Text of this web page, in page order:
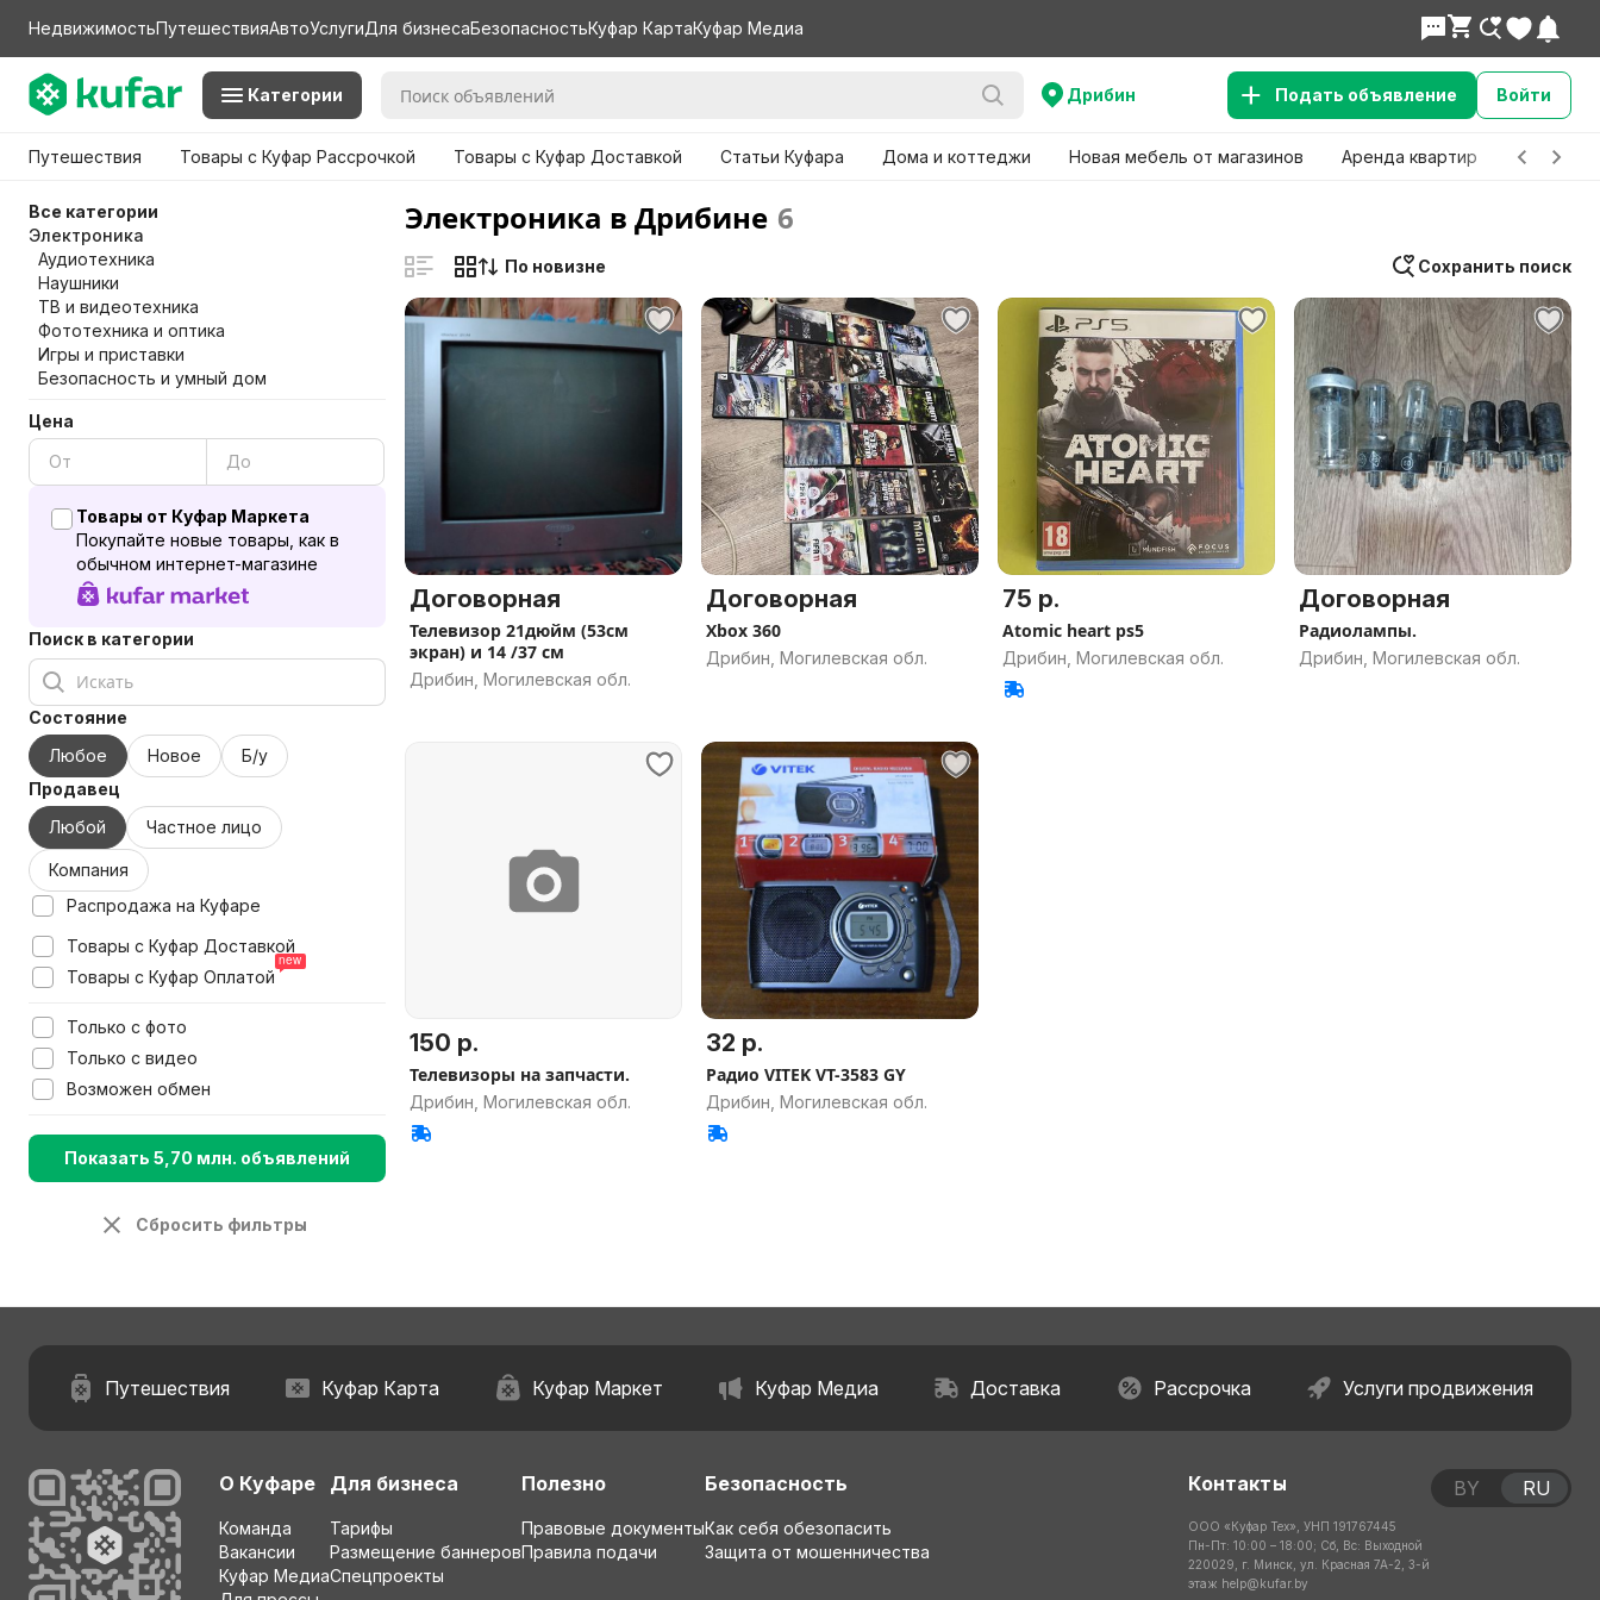
НедвижимостьПутешествияАвтоУслугиДля бизнесаБезопасностьКуфар КартаКуфар Медиа
Категории Дрибин Подать объявление Войти
Путешествия Товары с Куфар Рассрочкой Товары с Куфар Доставкой Статьи Куфара Дома и коттеджи Новая мебель от магазинов Аренда квартир Детские
Все категории
Электроника
Аудиотехника
Наушники
ТВ и видеотехника
Фототехника и оптика
Игры и приставки
Безопасность и умный дом
Цена
Товары от Куфар Маркета
Покупайте новые товары, как в
обычном интернет-магазине
Поиск в категории
Состояние
Любое
Новое
Б/у
Продавец
Любой
Частное лицо
Компания
Распродажа на Куфаре
Товары с Куфар Доставкой
Товары с Куфар Оплатой
Только с фото
Только с видео
Возможен обмен
Показать 5,70 млн. объявлений
Сбросить фильтры
Электроника в Дрибине 6
Сохранить поиск
По новизне
Договорная
Телевизор 21дюйм (53см
экран) и 14 /37 см
Дрибин, Могилевская обл.
Договорная
Xbox 360
Дрибин, Могилевская обл.
75 р.
Atomic heart ps5
Дрибин, Могилевская обл.
Договорная
Радиолампы.
Дрибин, Могилевская обл.
150 р.
Телевизоры на запчасти.
Дрибин, Могилевская обл.
32 р.
Радио VITEK VT-3583 GY
Дрибин, Могилевская обл.
Путешествия Куфар Карта Куфар Маркет Куфар Медиа Доставка Рассрочка Услуги продвижения
О Куфаре
Команда
Вакансии
Куфар Медиа
Для бизнеса
Тарифы
Размещение баннеров
Спецпроекты
Полезно
Правовые документы
Правила подачи
Безопасность
Как себя обезопасить
Защита от мошенничества
Контакты
ООО «Куфар Тех», УНП 191767445
Пн-Пт: 10:00 – 18:00; Сб, Вс: Выходной
220029, г. Минск, ул. Красная 7А-2, 3-й
этаж help@kufar.by
BY RU